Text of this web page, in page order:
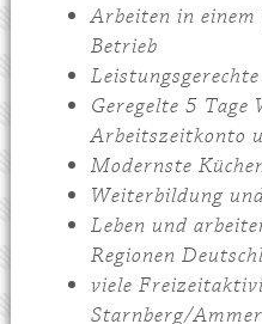
Arbeiten in
Betrieb
Geregelte 5 Tage
Arbeitszeitkonto
Modernste
Weiterbildung
Leben und
Regionen
viele
Starnberg/